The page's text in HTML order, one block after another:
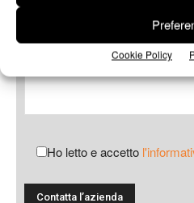
Cookie Policy
Ho letto e accetto